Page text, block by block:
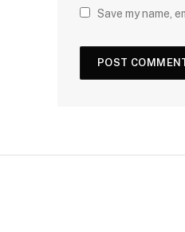
Save my name,